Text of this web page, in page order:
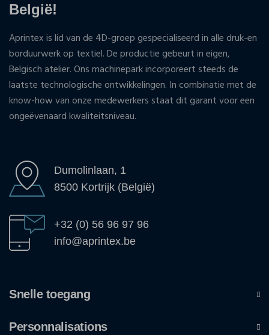
België!
Aprintex is lid van de 4D-groep gespecialiseerd in alle druk-en
borduurwerk op textiel. De productie gebeurt in eigen,
Belgisch atelier. Ons machinepark incorporeert steeds de
laatste technologische ontwikkelingen. In combinatie met de
know-how van onze medewerkers staat dit garant voor een
ongeëvenaard kwaliteitsniveau.
Dumolinlaan, 1
8500 Kortrijk (België)
+32 (0) 56 96 97 96
info@aprintex.be
Snelle toegang
Personnalisations